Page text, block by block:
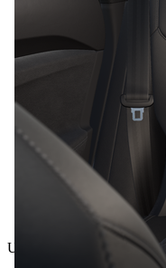
Ukupna cijena uklj. PDV